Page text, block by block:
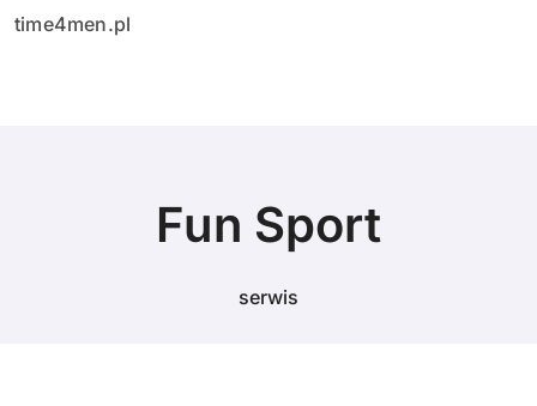
time4men.pl
Fun Sport
serwis